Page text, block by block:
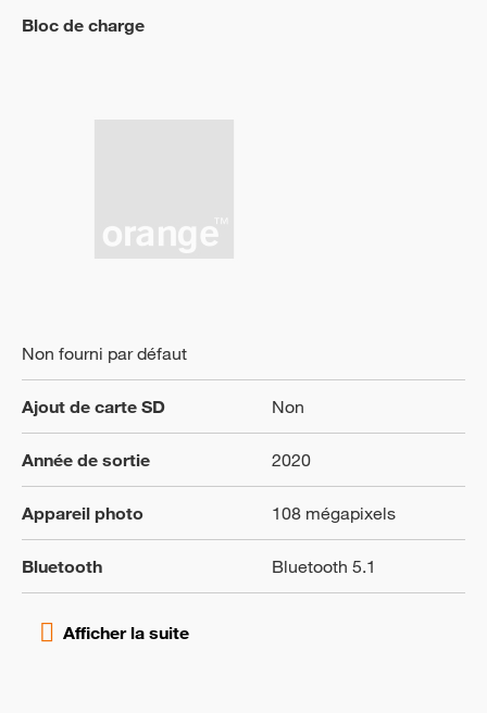
Bloc de charge
Non fourni par défaut
Ajout de carte SD Non
Année de sortie 2020
Appareil photo 108 mégapixels
Bluetooth Bluetooth 5.1